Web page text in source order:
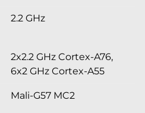
2.2 GHz
2x2.2 GHz Cortex-A76,
6x2 GHz Cortex-A55
Mali-G57 MC2